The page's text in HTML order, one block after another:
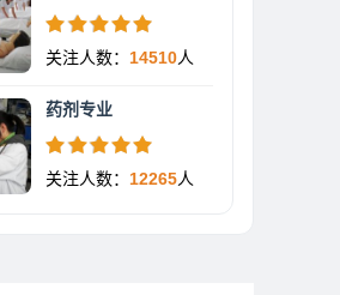
关注人数： 14510人
药剂专业
关注人数： 12265人